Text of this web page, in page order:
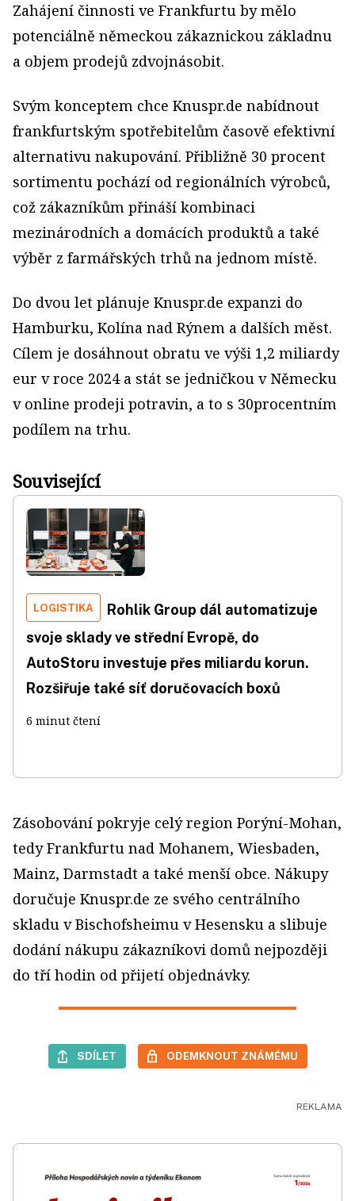
Zahájení činnosti ve Frankfurtu by mělo
potenciálně německou zákaznickou základnu
a objem prodejů zdvojnásobit.
Svým konceptem chce Knuspr.de nabídnout
frankfurtským spotřebitelům časově efektivní
alternativu nakupování. Přibližně 30 procent
sortimentu pochází od regionálních výrobců,
což zákazníkům přináší kombinaci
mezinárodních a domácích produktů a také
výběr z farmářských trhů na jednom místě.
Do dvou let plánuje Knuspr.de expanzi do
Hamburku, Kolína nad Rýnem a dalších měst.
Cílem je dosáhnout obratu ve výši 1,2 miliardy
eur v roce 2024 a stát se jedničkou v Německu
v online prodeji potravin, a to s 30procentním
podílem na trhu.
Související
LOGISTIKA
Rohlik Group dál automatizuje
svoje sklady ve střední Evropě, do
AutoStoru investuje přes miliardu korun.
Rozšiřuje také síť doručovacích boxů
6 minut čtení
Zásobování pokryje celý region Porýní-Mohan,
tedy Frankfurtu nad Mohanem, Wiesbaden,
Mainz, Darmstadt a také menší obce. Nákupy
doručuje Knuspr.de ze svého centrálního
skladu v Bischofsheimu v Hesensku a slibuje
dodání nákupu zákazníkovi domů nejpozději
do tří hodin od přijetí objednávky.
SDÍLET ODEMKNOUT ZNÁMÉMU